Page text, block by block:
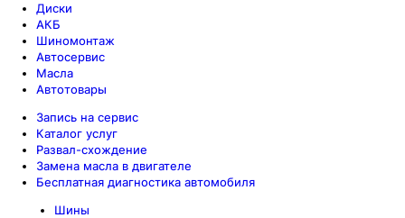
Диски
АКБ
Шиномонтаж
Автосервис
Масла
Автотовары
Запись на сервис
Каталог услуг
Развал-схождение
Замена масла в двигателе
Бесплатная диагностика автомобиля
Шины